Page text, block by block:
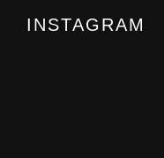
INSTAGRAM